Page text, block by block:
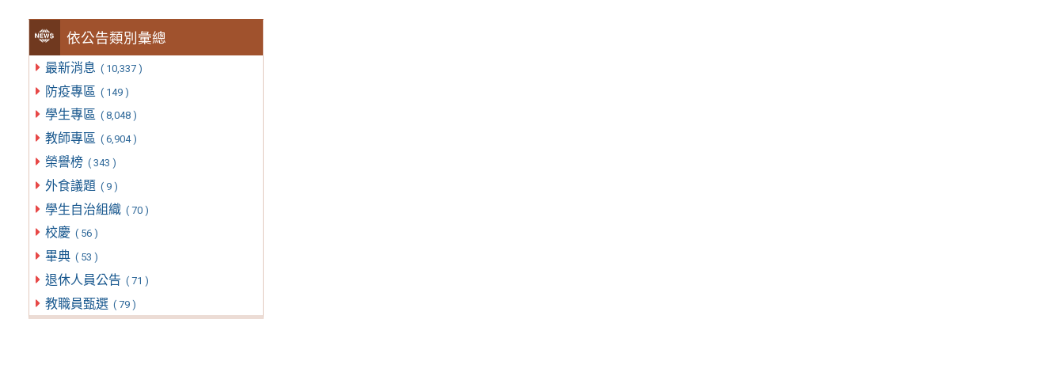
依公告類別彙總
最新消息 ( 10,337 )
防疫專區 ( 149 )
學生專區 ( 8,048 )
教師專區 ( 6,904 )
榮譽榜 ( 343 )
外食議題 ( 9 )
學生自治組織 ( 70 )
校慶 ( 56 )
畢典 ( 53 )
退休人員公告 ( 71 )
教職員甄選 ( 79 )